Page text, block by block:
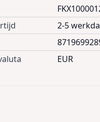
2-5
EUR